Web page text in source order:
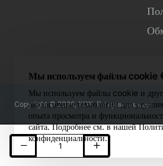
Мы используем файлы cookie
Мы используем файлы cookie и
аналогичные технологии для
опыта просмотра и
сайта. Подробнее см. в нашей
конфиденциальности.
Copyright © 2026, КОК. Всі права захищені.